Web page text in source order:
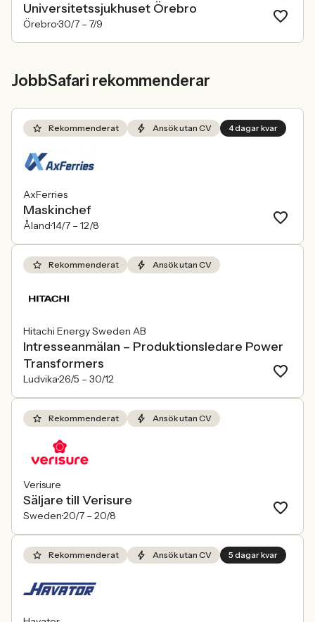
Universitetssjukhuset Örebro
Örebro30/7 – 7/9
JobbSafari rekommenderar
Rekommenderat Ansök utan CV 4 dagar kvar
AxFerries
Maskinchef
Åland14/7 – 12/8
Rekommenderat Ansök utan CV
Hitachi Energy Sweden AB
Intresseanmälan – Produktionsledare Power
Transformers
Ludvika26/5 – 30/12
Rekommenderat Ansök utan CV
Verisure
Säljare till Verisure
Sweden20/7 – 20/8
Rekommenderat Ansök utan CV 5 dagar kvar